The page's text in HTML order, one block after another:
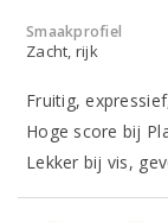
Smaakprofiel
Zacht, rijk
Fruitig,
Hoge score bij
Lekker bij vis,